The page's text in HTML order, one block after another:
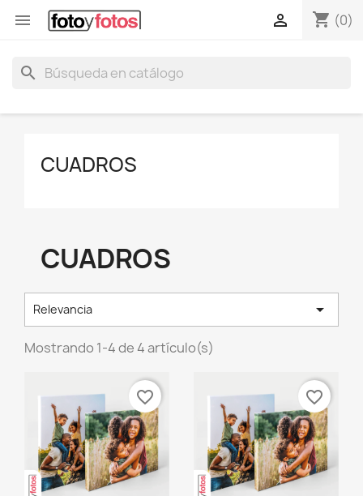
 shopping_cart (0)

search
CUADROS
CUADROS
Relevancia 
Mostrando 1-4 de 4 artículo(s)
favorite_border favorite_border